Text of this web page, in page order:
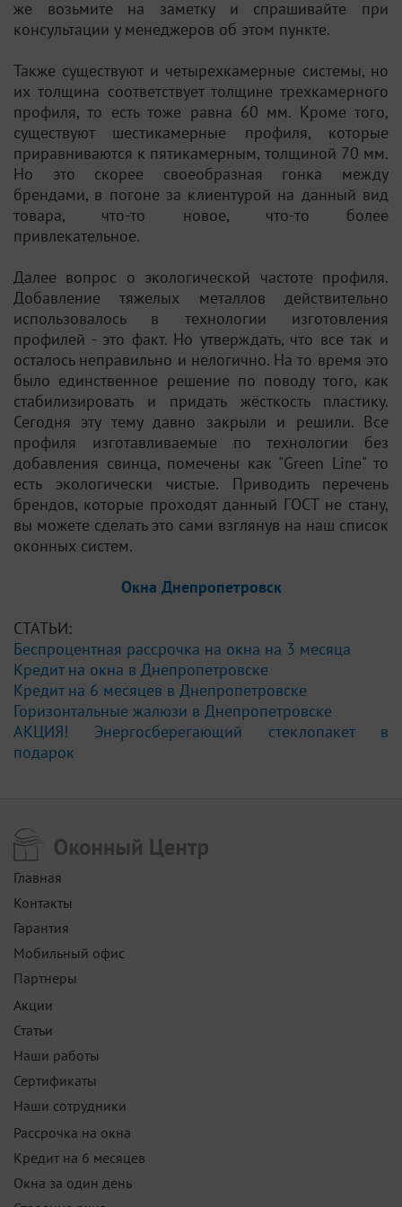
же возьмите на заметку и спрашивайте при
консультации у менеджеров об этом пункте.
Также существуют и четырехкамерные системы, но
их толщина соответствует толщине трехкамерного
профиля, то есть тоже равна 60 мм. Кроме того,
существуют шестикамерные профиля, которые
приравниваются к пятикамерным, толщиной 70 мм.
Но это скорее своеобразная гонка между
брендами, в погоне за клиентурой на данный вид
товара, что-то новое, что-то более
привлекательное.
Далее вопрос о экологической частоте профиля.
Добавление тяжелых металлов действительно
использовалось в технологии изготовления
профилей - это факт. Но утверждать, что все так и
осталось неправильно и нелогично. На то время это
было единственное решение по поводу того, как
стабилизировать и придать жёсткость пластику.
Сегодня эту тему давно закрыли и решили. Все
профиля изготавливаемые по технологии без
добавления свинца, помечены как "Green Line" то
есть экологически чистые. Приводить перечень
брендов, которые проходят данный ГОСТ не стану,
вы можете сделать это сами взглянув на наш список
оконных систем.
Окна Днепропетровск
СТАТЬИ:
Беспроцентная рассрочка на окна на 3 месяца
Кредит на окна в Днепропетровске
Кредит на 6 месяцев в Днепропетровске
Горизонтальные жалюзи в Днепропетровске
АКЦИЯ! Энергосберегающий стеклопакет в
подарок
Главная
Контакты
Гарантия
Мобильный офис
Партнеры
Акции
Статьи
Наши работы
Сертификаты
Наши сотрудники
Рассрочка на окна
Кредит на 6 месяцев
Окна за один день